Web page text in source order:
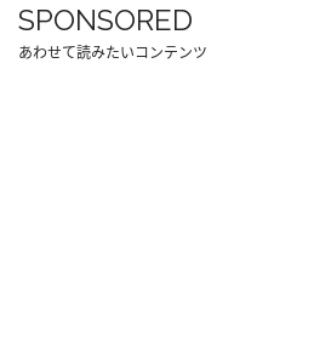
SPONSORED
あわせて読みたいコンテンツ